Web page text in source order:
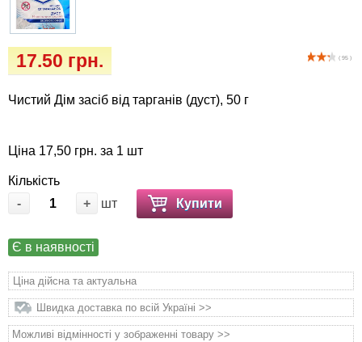
( 95 )
17.50 грн.
Чистий Дім засіб від тарганів (дуст), 50 г
Ціна 17,50 грн. за 1 шт
Кількість
-
+ шт Купити
Є в наявності
Ціна дійсна та актуальна
Швидка доставка по всій Україні >>
Можливі відмінності у зображенні товару >>
собак
коврики
Перенесення, сумки, клітини